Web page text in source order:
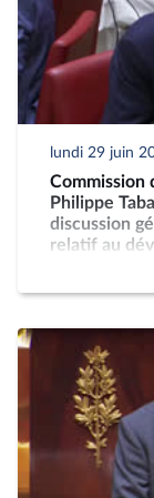
lundi 29 juin
Commission
Philippe
discussion
relatif au